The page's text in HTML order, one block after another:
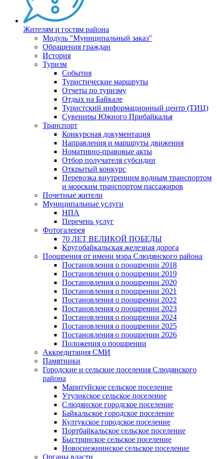
Жителям и гостям района
Модуль "Муниципальный заказ"
Обращения граждан
История
Туризм
События
Туристические маршруты
Отчеты по туризму
Отдых на Байкале
Туристский информационный центр (ТИЦ)
Сувениры Южного Прибайкалья
Транспорт
Конкурсная документация
Направления и маршруты движения
Номативно-правовые акты
Отбор получателя субсидии
Открытый конкурс
Перевозка внутренним водным транспортом
и морским транспортом пассажиров
Почетные жители
Муниципальные услуги
НПА
Перечень услуг
Фотогалерея
70 ЛЕТ ВЕЛИКОЙ ПОБЕДЫ
Кругобайкальская железная дорога
Поощрения от имени мэра Слюдянского района
Постановления о поощрении 2018
Постановления о поощрении 2019
Постановления о поощрении 2020
Постановления о поощрении 2021
Постановления о поощрении 2022
Постановления о поощрении 2023
Постановления о поощрении 2024
Постановления о поощрении 2025
Постановления о поощрении 2026
Положения о поощрении
Аккредитация СМИ
Памятники
Городские и сельские поселения Слюдянского
района
Маритуйское сельское поселение
Утуликское сельское поселение
Слюдянское городское поселение
Байкальское городское поселение
Култукское городское поселение
Портбайкальское сельское поселение
Быстринское сельское поселение
Новоснежнинское сельское поселение
Органы власти